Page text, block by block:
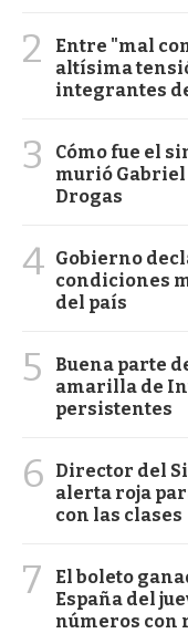
2
Entre "mal
altísima
integrantes
3
Cómo fue el
murió
Drogas
4 Gobierno
condiciones
del país
5
Buena parte
amarilla de
persistentes
6
Director del
alerta roja
con las clases
7
El boleto
España del
números con